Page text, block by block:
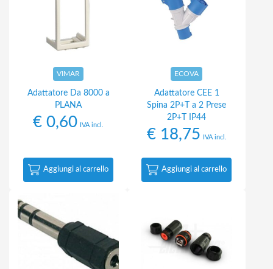
VIMAR
Adattatore Da 8000 a
PLANA
€ 0,60 IVA incl.
Aggiungi al carrello
ECOVA
Adattatore CEE 1
Spina 2P+T a 2 Prese
2P+T IP44
€18,75 IVA incl.
Aggiungi al carrello